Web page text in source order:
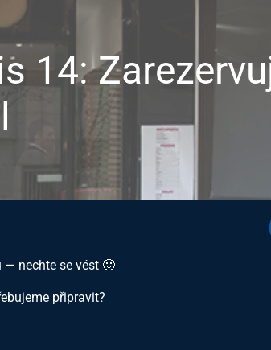
14:
— nechte se vést 🙂
připravit?